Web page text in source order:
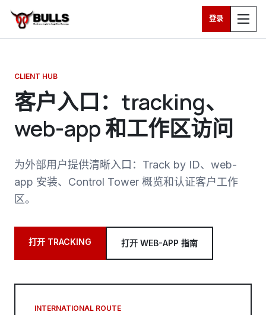
跳转到主要内容 登录
CLIENT HUB
客户入口：tracking、
web-app 和工作区访问
为外部用户提供清晰入口：Track by ID、web-
app 安装、Control Tower 概览和认证客户工作
区。
打开 TRACKING 打开 WEB-APP 指南
INTERNATIONAL ROUTE